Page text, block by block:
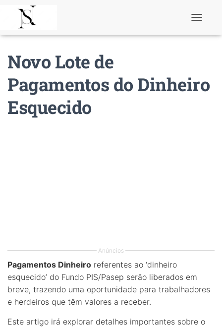
a
v
Novo Lote de
Pagamentos do Dinheiro
Esquecido
Anúncios
Pagamentos Dinheiro referentes ao ‘dinheiro
esquecido’ do Fundo PIS/Pasep serão liberados em
breve, trazendo uma oportunidade para trabalhadores
e herdeiros que têm valores a receber.
Este artigo irá explorar detalhes importantes sobre o